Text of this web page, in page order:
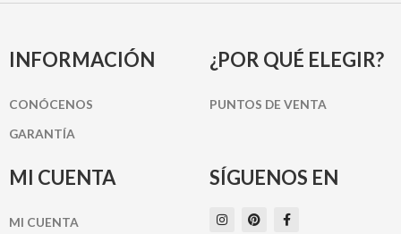
INFORMACIÓN
CONÓCENOS
GARANTÍA
¿POR QUÉ ELEGIR?
PUNTOS DE VENTA
MI CUENTA
MI CUENTA
SÍGUENOS EN
I
n
P
i
F
a